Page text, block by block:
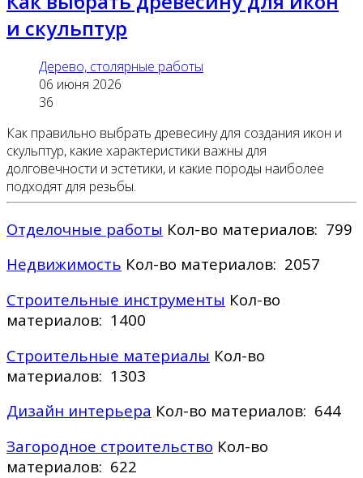
и скульптур
Дерево, столярные работы
06 июня 2026
36
Как правильно выбрать древесину для создания икон и
скульптур, какие характеристики важны для
долговечности и эстетики, и какие породы наиболее
подходят для резьбы.
Отделочные работы Кол-во материалов: 799
Недвижимость Кол-во материалов: 2057
Строительные инструменты Кол-во
материалов: 1400
Строительные материалы Кол-во
материалов: 1303
Дизайн интерьера Кол-во материалов: 644
Загородное строительство Кол-во
материалов: 622